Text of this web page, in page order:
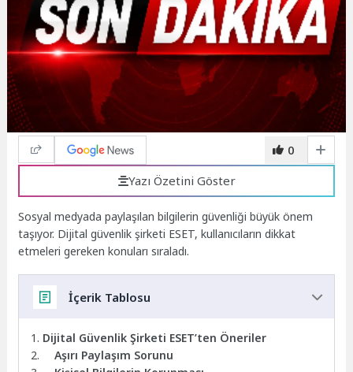
0
Yazı Özetini Göster
Sosyal medyada paylaşılan bilgilerin güvenliği büyük önem
taşıyor. Dijital güvenlik şirketi ESET, kullanıcıların dikkat
etmeleri gereken konuları sıraladı.
İçerik Tablosu
Dijital Güvenlik Şirketi ESET’ten Öneriler
Aşırı Paylaşım Sorunu